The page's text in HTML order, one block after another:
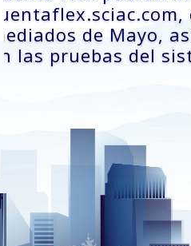
mediados de Mayo,
en las pruebas del